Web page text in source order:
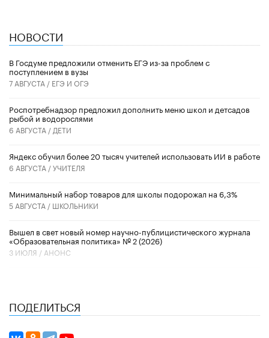
НОВОСТИ
В Госдуме предложили отменить ЕГЭ из-за проблем с
поступлением в вузы
7 АВГУСТА / ЕГЭ И ОГЭ
Роспотребнадзор предложил дополнить меню школ и детсадов
рыбой и водорослями
6 АВГУСТА / ДЕТИ
​Яндекс обучил более 20 тысяч учителей использовать ИИ в работе
6 АВГУСТА /УЧИТЕЛЯ
Минимальный набор товаров для школы подорожал на 6,3%
5 АВГУСТА / ШКОЛЬНИКИ
Вышел в свет новый номер научно-публицистического журнала
«Образовательная политика» № 2 (2026)
3 ИЮЛЯ / АНОНС
ПОДЕЛИТЬСЯ